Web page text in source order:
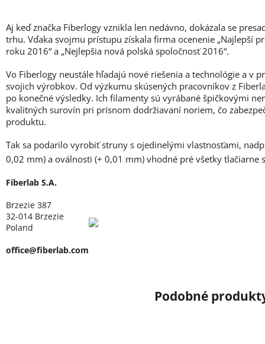
Aj keď značka Fiberlogy vznikla len nedávno, dokázala se
trhu. Vďaka svojmu prístupu získala firma ocenenie „Najlepší
roku 2016“ a „Nejlepšia nová polská spoločnosť 2016“.
Vo Fiberlogy neustále hľadajú nové riešenia a technológie a v
svojich výrobkov. Od výzkumu skúsených pracovníkov z
po konečné výsledky. Ich filamenty sú vyrábané špičkovými
kvalitných surovín pri prísnom dodržiavaní noriem, čo
produktu.
Tak sa podarilo vyrobiť struny s ojedinelými vlastnosťami,
0,02 mm) a oválnosti (+ 0,01 mm) vhodné pré všetky tlačiarne
Fiberlab S.A.
Brzezie 387
32-014 Brzezie
Poland
office@fiberlab.com